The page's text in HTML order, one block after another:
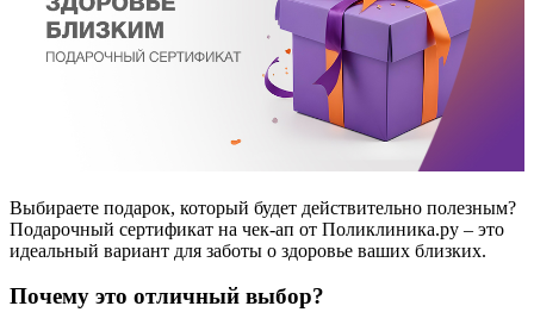
Выбираете подарок, который будет действительно полезным?
Подарочный сертификат на чек-ап от Поликлиника.ру – это
идеальный вариант для заботы о здоровье ваших близких.
Почему это отличный выбор?